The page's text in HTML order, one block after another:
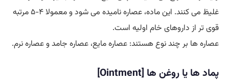
غلیظ می کنند. این ماده، عصاره نامیده می شود و معمولا ۴-۵ مرتبه
قوی تر از داروهای خام اولیه است.
عصاره ها بر چند نوع هستند: عصاره مایع، عصاره جامد و عصاره نرم.
پماد ها یا روغن ها [Ointment]